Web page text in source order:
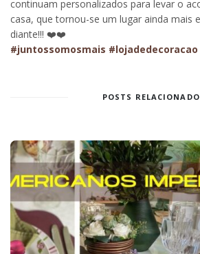
continuam personalizados para levar o
casa, que tornou-se um lugar ainda mais
diante!!! ❤️❤️
#juntossomosmais #lojadedecoracao
POSTS